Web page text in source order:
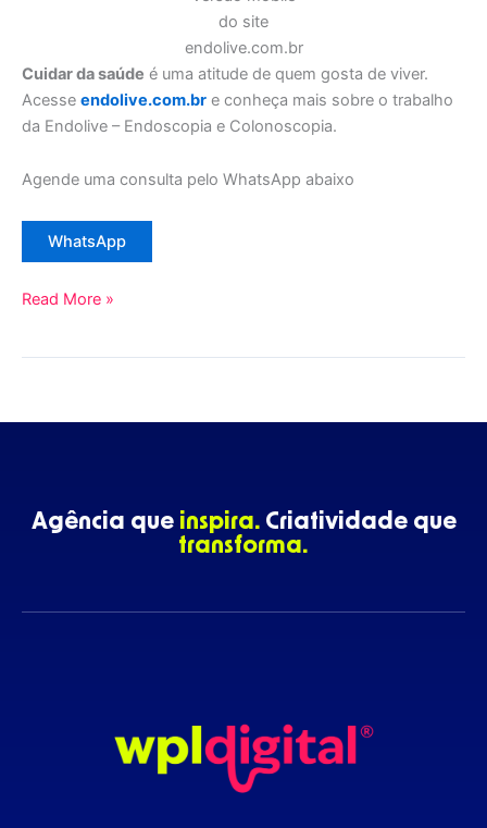
do site
endolive.com.br
Cuidar da saúde é uma atitude de quem gosta de viver.
Acesse endolive.com.br e conheça mais sobre o trabalho
da Endolive – Endoscopia e Colonoscopia.
Agende uma consulta pelo WhatsApp abaixo
WhatsApp
Read More »
Agência que inspira.Criatividade que
transforma.